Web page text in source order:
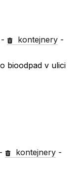
- kontejnery -
bioodpad v ulici
- kontejnery -